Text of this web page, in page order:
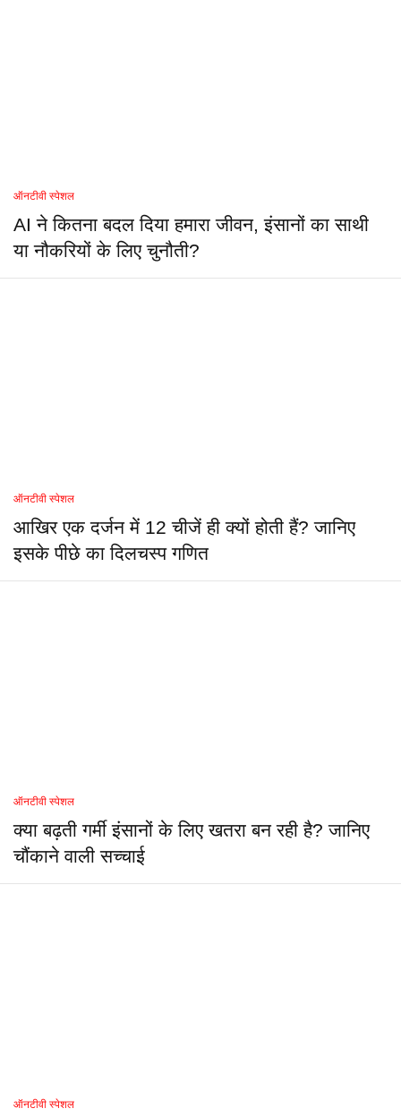
ऑनटीवी स्पेशल
AI ने कितना बदल दिया हमारा जीवन, इंसानों का साथी
या नौकरियों के लिए चुनौती?
ऑनटीवी स्पेशल
आखिर एक दर्जन में 12 चीजें ही क्यों होती हैं? जानिए
इसके पीछे का दिलचस्प गणित
ऑनटीवी स्पेशल
क्या बढ़ती गर्मी इंसानों के लिए खतरा बन रही है? जानिए
चौंकाने वाली सच्चाई
ऑनटीवी स्पेशल